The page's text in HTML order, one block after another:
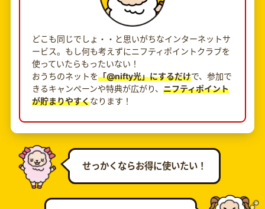
どこも同じでしょ・・と思いがちなインターネットサ
ービス。もし何も考えずにニフティポイントクラブを
使っていたらもったいない！
おうちのネットを「@nifty光」にするだけで、参加で
きるキャンペーンや特典が広がり、 ニフティポイント
が貯まりやすくなります！
せっかくならお得に使いたい！